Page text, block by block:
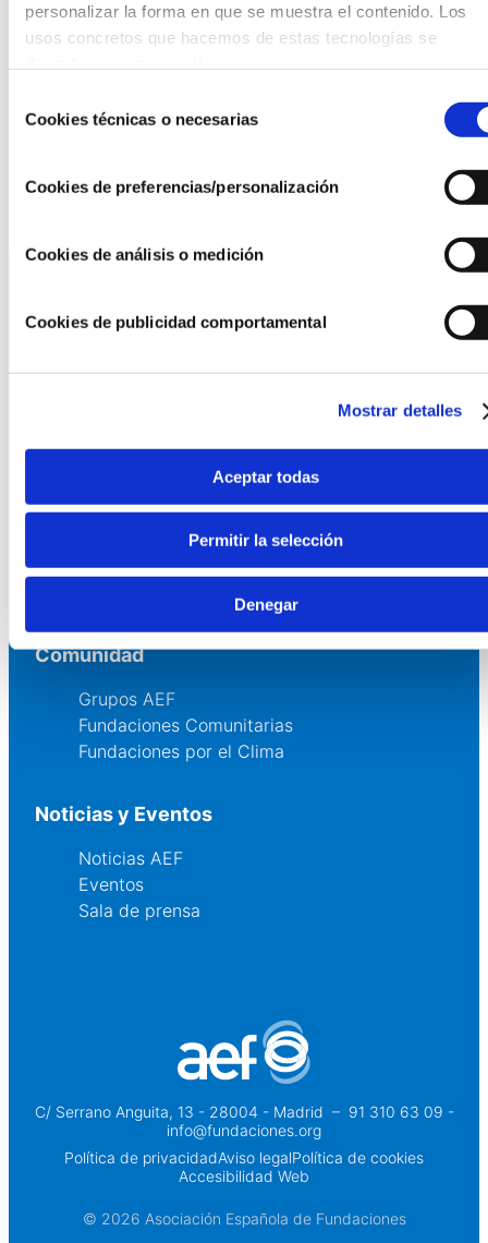
personalizar la forma en que se muestra el contenido. Los
usos concretos que hacemos de estas tecnologías se
deCookies técnicas o necesarias
Cookies de preferencias/personalización
Cookies de análisis o medición
Cookies de publicidad comportamental
Mostrar detalles
Aceptar todas
Permitir la selección
Denegar
tratamiento para enfermedades raras y distrofias
musculares.
Círculo de Bellas Artes, Madrid
¡Os esperamos!
Quienes somos
Formación y eventos
Convocatoria de Fundaciones
Comunidad
Grupos AEF
Fundaciones Comunitarias
Fundaciones por el Clima
Noticias y Eventos
Noticias AEF
Eventos
Sala de prensa
C/ Serrano Anguita, 13 - 28004 - Madrid – 91 310 63 09 -
info@fundaciones.org
Política de privacidadAviso legalPolítica de cookies
Accesibilidad Web
© 2026 Asociación Española de Fundaciones